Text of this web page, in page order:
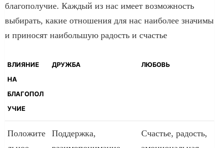
благополучие. Каждый из нас имеет возможность
выбирать, какие отношения для нас наиболее значимы
и приносят наибольшую радость и счастье
ВЛИЯНИЕ
НА
БЛАГОПОЛ
УЧИЕ
ДРУЖБА ЛЮБОВЬ
Положите
Поддержка,
Счастье, радость,